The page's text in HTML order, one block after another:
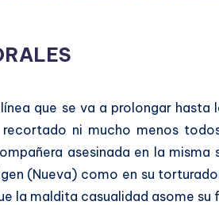
que se va a prolongar
ni mucho menos
asesinada en la
(Nueva) como en su
la maldita casualidad asome su